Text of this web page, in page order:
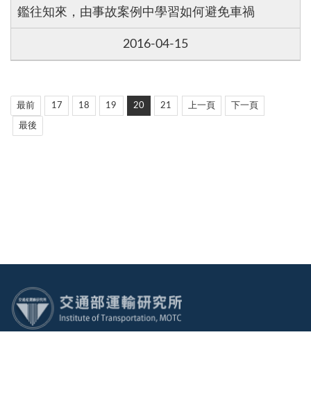
鑑往知來，由事故案例中學習如何避免車禍
2016-04-15
最前 17 18 19 20 21 上一頁 下一頁
最後